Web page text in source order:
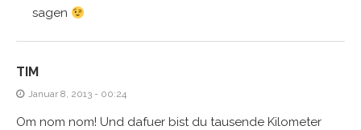
sagen
TIM
Januar 8, 2013 - 00:24
Om nom nom! Und dafuer bist du tausende Kilometer